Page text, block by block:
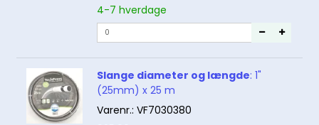
4-7 hverdage
Slange diameter og længde: 1"
(25mm) x 25 m
Varenr.: VF7030380